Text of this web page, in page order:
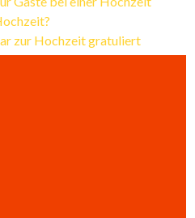
zur Hochzeit gratuliert